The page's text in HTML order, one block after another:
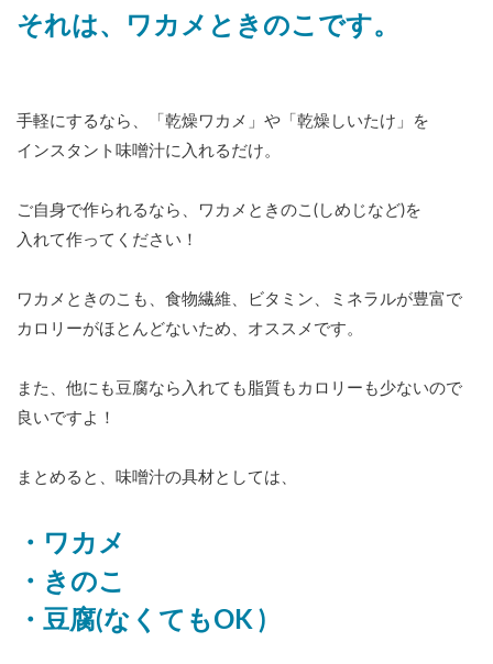
それは、ワカメときのこです。
手軽にするなら、「乾燥ワカメ」や「乾燥しいたけ」を
インスタント味噌汁に入れるだけ。
ご自身で作られるなら、ワカメときのこ(しめじなど)を
入れて作ってください！
ワカメときのこも、食物繊維、ビタミン、ミネラルが豊富で
カロリーがほとんどないため、オススメです。
また、他にも豆腐なら入れても脂質もカロリーも少ないので
良いですよ！
まとめると、味噌汁の具材としては、
・ワカメ
・きのこ
・豆腐(なくてもOK )